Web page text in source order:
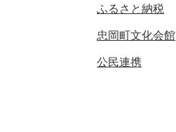
ふるさと納税
忠岡町文化会館
公民連携